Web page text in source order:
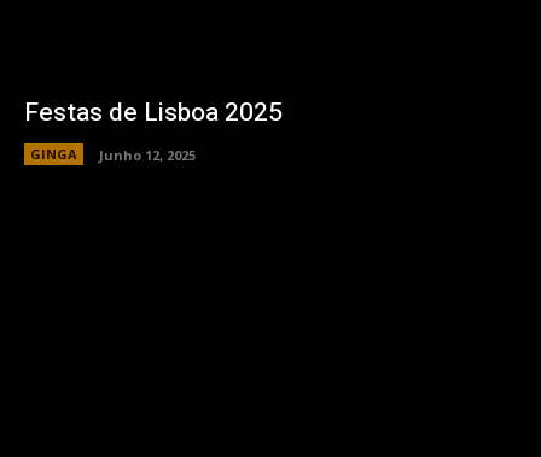
Festas de Lisboa 2025
GINGA Junho 12, 2025